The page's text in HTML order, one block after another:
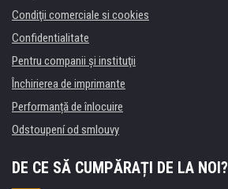
Condiţii comerciale si cookies
Confidentialitate
Pentru companii și instituţii
Închirierea de imprimante
Performanță de înlocuire
Odstoupení od smlouvy
DE CE SĂ CUMPĂRAȚI DE LA NOI?